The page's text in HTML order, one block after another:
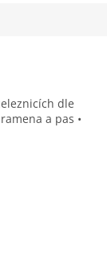
dle
a pas •